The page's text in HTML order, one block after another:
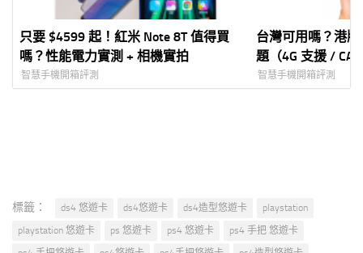
只要 $4599 起！紅米 Note 8T 值得買
嗎？性能電力實測 + 相機實拍
智慧手機開箱評測
台灣可用嗎？港版
題（4G 支援 / CA
智慧手機開箱評測
標籤： ds4 悠遊卡 ds4悠遊卡 ds4造型悠遊卡
playstation
playstation 悠遊卡
ps 悠遊卡 ps4 悠遊卡
ps4 手把 悠遊卡